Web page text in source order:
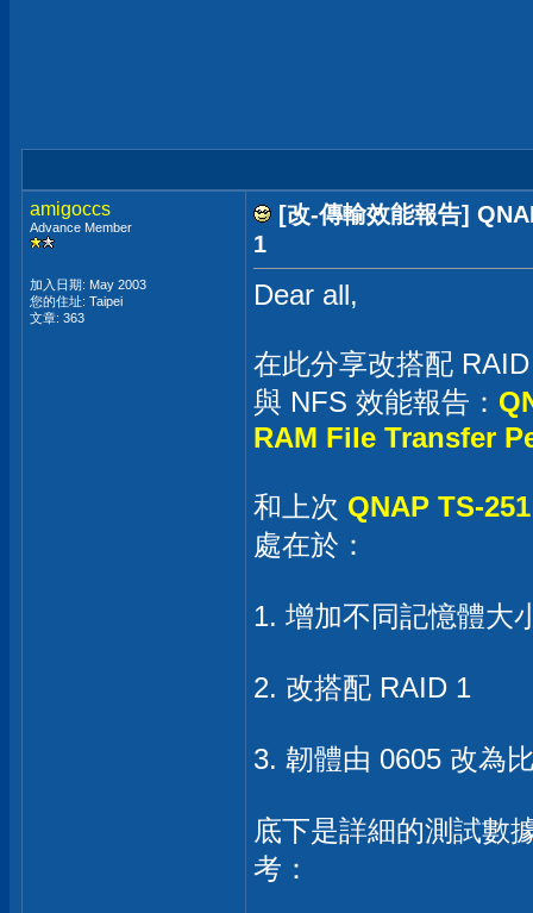
amigoccs
Advance Member
加入日期: May 2003
您的住址: Taipei
文章: 363
[改-傳輸效能報告]
1
Dear all,
在此分享改搭配
與 NFS 效能報告：
RAM File Transfer
和上次 QNAP TS-
處在於：
1. 增加不同記憶體大
2. 改搭配 RAID 1
3. 韌體由 0605 改為
底下是詳細的測試數
考：